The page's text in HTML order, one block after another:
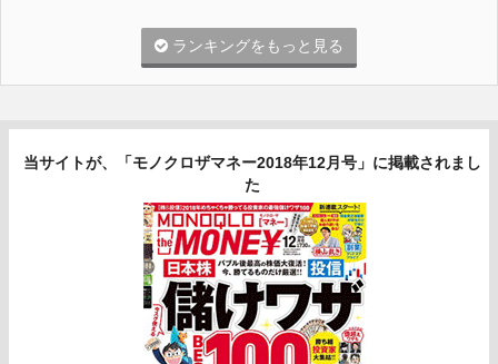
ランキングをもっと見る
当サイトが、「モノクロザマネー2018年12月号」に掲載されまし
た